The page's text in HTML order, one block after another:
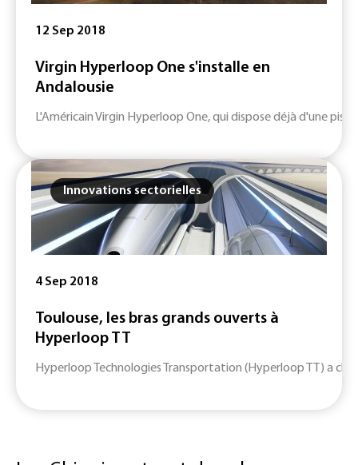
12 Sep 2018
Virgin Hyperloop One s'installe en
Andalousie
L'Américain Virgin Hyperloop One, qui dispose déjà d'une
Innovations sectorielles
4 Sep 2018
Toulouse, les bras grands ouverts à
Hyperloop TT
Hyperloop Technologies Transportation (Hyperloop TT) a